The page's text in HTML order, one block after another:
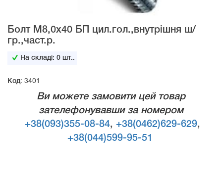
Болт М8,0х40 БП цил.гол.,внутрішня ш/
гр.,част.р.
На складі:0 шт..
Код: 3401
Ви можете замовити цей товар
зателефонувавши за номером
+38(093)355-08-84, +38(0462)629-629,
+38(044)599-95-51